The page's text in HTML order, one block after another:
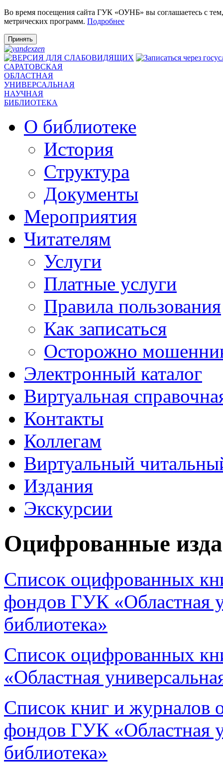
Во время посещения сайта ГУК «ОУНБ» вы соглашаетесь с
метрических программ. Подробнее
Принять
САРАТОВСКАЯ
ОБЛАСТНАЯ
УНИВЕРСАЛЬНАЯ
НАУЧНАЯ
БИБЛИОТЕКА
О библиотеке
История
Структура
Документы
Мероприятия
Читателям
Услуги
Платные услуги
Правила пользования
Как записаться
Осторожно
Электронный каталог
Виртуальная
Контакты
Коллегам
Виртуальный
Издания
Экскурсии
Оцифрованные
Список оцифрованных
фондов ГУК «Областная
библиотека»
Список оцифрованных
«Областная
Список книг и журналов
фондов ГУК «Областная
библиотека»